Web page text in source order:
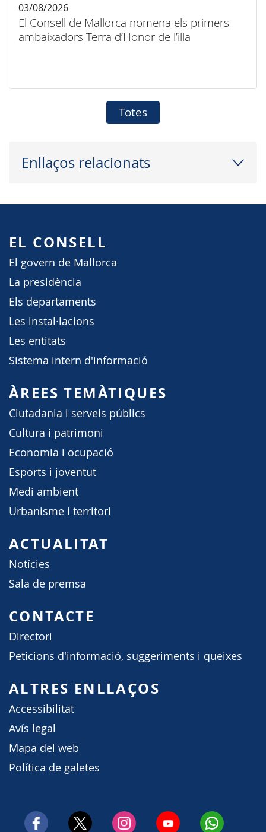
El Consell de Mallorca nomena els primers
ambaixadors Terra d’Honor de l’illa
03/08/2026
Totes
Enllaços relacionats
EL CONSELL
El govern de Mallorca
La presidència
Els departaments
Les instal·lacions
Les entitats
Sistema intern d'informació
ÀREES TEMÀTIQUES
Ciutadania i serveis públics
Cultura i patrimoni
Economia i ocupació
Esports i joventut
Medi ambient
Urbanisme i territori
ACTUALITAT
Notícies
Sala de premsa
CONTACTE
Directori
Peticions d'informació, suggeriments i queixes
ALTRES ENLLAÇOS
Accessibilitat
Avís legal
Mapa del web
Política de galetes